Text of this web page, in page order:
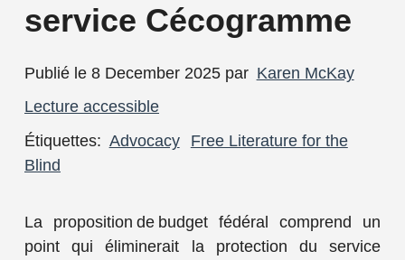
service Cécogramme
Publié le 8 December 2025 par Karen McKay
Lecture accessible
Étiquettes: Advocacy
Free Literature for the
Blind
La proposition de budget fédéral comprend un
point qui éliminerait la protection du service